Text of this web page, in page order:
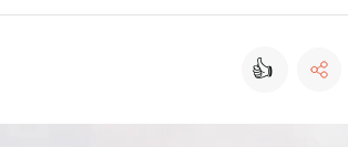
👍